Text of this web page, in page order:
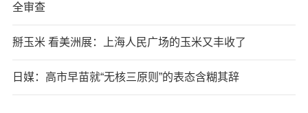
全审查
掰玉米 看美洲展：上海人民广场的玉米又丰收了
日媒：高市早苗就“无核三原则”的表态含糊其辞